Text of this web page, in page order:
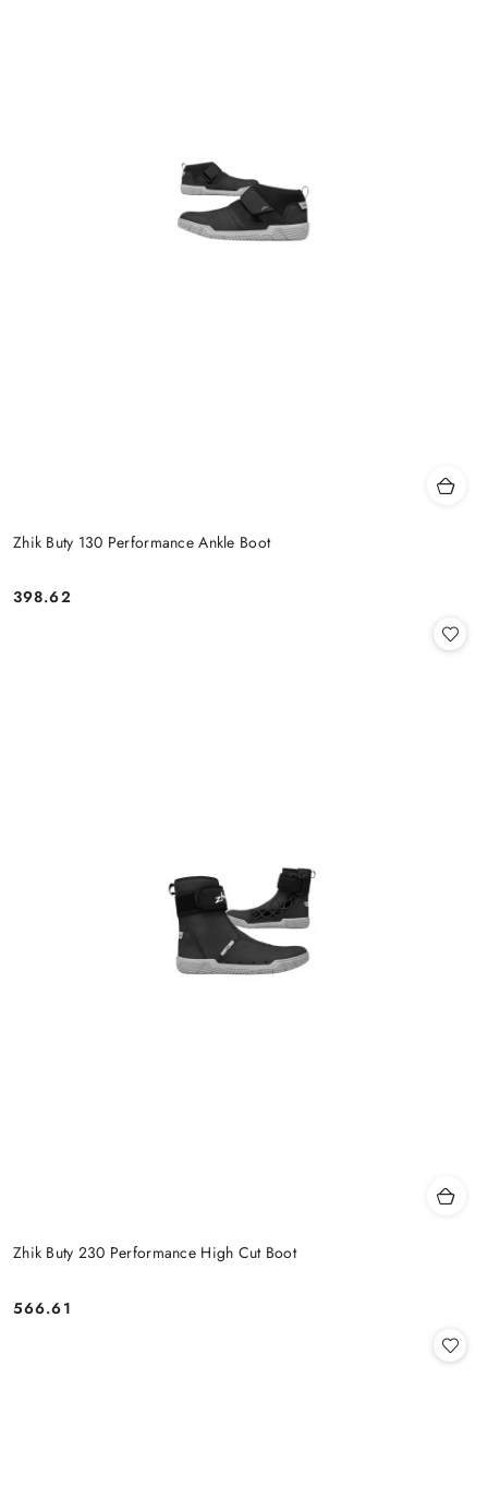
Zhik Buty 130 Performance Ankle Boot
Cena:
398.62
Zhik Buty 230 Performance High Cut Boot
Cena:
566.61